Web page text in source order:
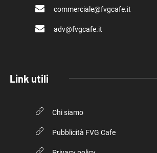
commerciale@fvgcafe.it
adv@fvgcafe.it
Link utili
Chi siamo
Pubblicità FVG Cafe